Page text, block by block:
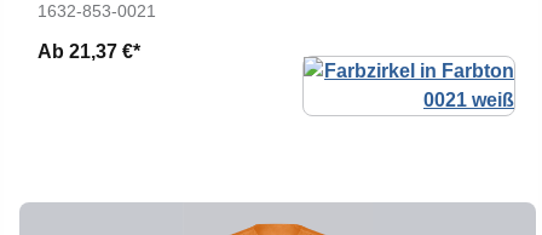
1632-853-0021
Ab 21,37 €*